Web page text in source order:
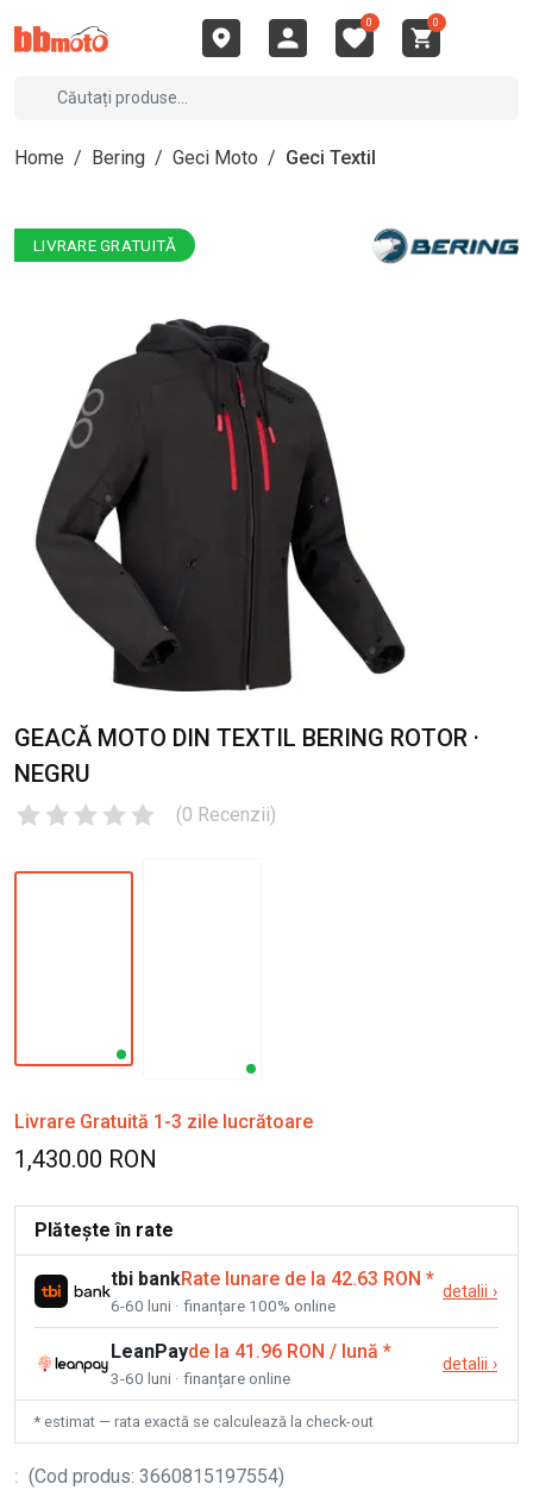
0 0
Home / Bering / Geci Moto / Geci Textil
LIVRARE GRATUITĂ
GEACĂ MOTO DIN TEXTIL BERING ROTOR ·
NEGRU
(0 Recenzii)
Livrare Gratuită 1-3 zile lucrătoare
1,430.00 RON
Plătește în rate
tbi bankRate lunare de la 42.63 RON *
6-60 luni · finanțare 100% online
detalii ›
LeanPayde la 41.96 RON / lună *
3-60 luni · finanțare online
detalii ›
* estimat — rata exactă se calculează la check-out
: (Cod produs: 3660815197554)